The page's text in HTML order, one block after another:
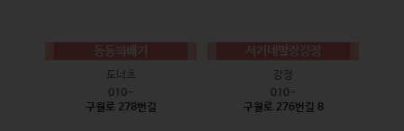
동동꽈배기
도너츠
010-
구월로 278번길
서기네말랑강정
강정
010-
구월로 276번길 8